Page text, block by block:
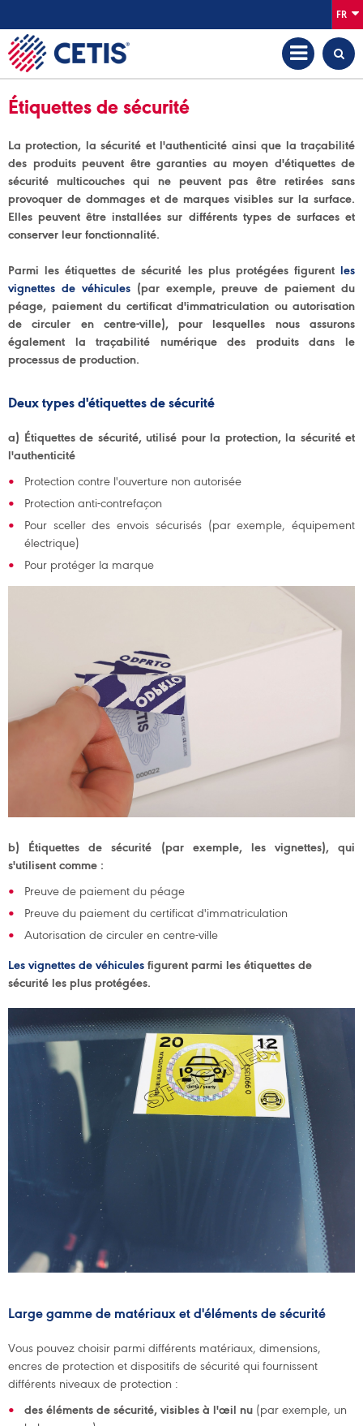
FR
Étiquettes de sécurité
La protection, la sécurité et l'authenticité ainsi que la traçabilité
des produits peuvent être garanties au moyen d'étiquettes de
sécurité multicouches qui ne peuvent pas être retirées sans
provoquer de dommages et de marques visibles sur la surface.
Elles peuvent être installées sur différents types de surfaces et
conserver leur fonctionnalité.
Parmi les étiquettes de sécurité les plus protégées figurent les
vignettes de véhicules (par exemple, preuve de paiement du
péage, paiement du certificat d'immatriculation ou autorisation
de circuler en centre-ville), pour lesquelles nous assurons
également la traçabilité numérique des produits dans le
processus de production.
Deux types d'étiquettes de sécurité
a) Étiquettes de sécurité, utilisé pour la protection, la sécurité et
l'authenticité
Protection contre l'ouverture non autorisée
Protection anti-contrefaçon
Pour sceller des envois sécurisés (par exemple, équipement
électrique)
Pour protéger la marque
b) Étiquettes de sécurité (par exemple, les vignettes), qui
s'utilisent comme :
Preuve de paiement du péage
Preuve du paiement du certificat d'immatriculation
Autorisation de circuler en centre-ville
Les vignettes de véhicules figurent parmi les étiquettes de
sécurité les plus protégées.
Large gamme de matériaux et d'éléments de sécurité
Vous pouvez choisir parmi différents matériaux, dimensions,
encres de protection et dispositifs de sécurité qui fournissent
différents niveaux de protection :
des éléments de sécurité, visibles à l'œil nu (par exemple, un